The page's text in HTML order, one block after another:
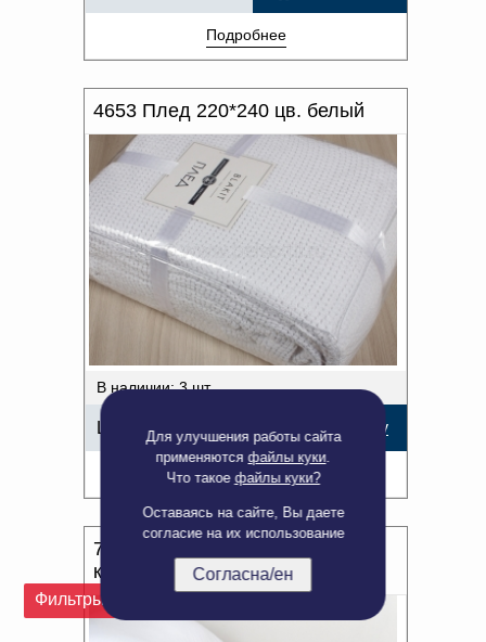
Для улучшения работы сайта
применяютсяфайлы куки.
Что такое файлы куки?
Оставаясь на сайте, Вы даете
согласие на их использование
Согласна/ен
Фильтры
Подробнее
4653 Плед 220*240 цв. белый
В наличии: 3 шт.
Цена: 3 916,01 В корзину
Подробнее
7651 Плед 240*220 цв. бежево-
коричневый рис. 541402